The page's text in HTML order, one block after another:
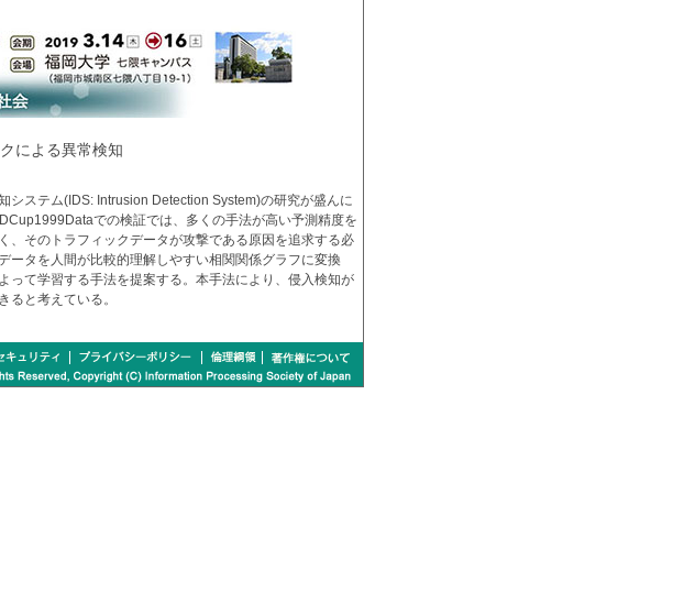
による異常検知
システム(IDS: Intrusion Detection System)の研究が盛んに
での検証では、多くの手法が高い予測精度を
、そのトラフィックデータが攻撃である原因を追求する必
ータを人間が比較的理解しやすい相関関係グラフに変換
って学習する手法を提案する。本手法により、侵入検知が
ると考えている。